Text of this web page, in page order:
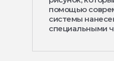
помощью
системы
специальными